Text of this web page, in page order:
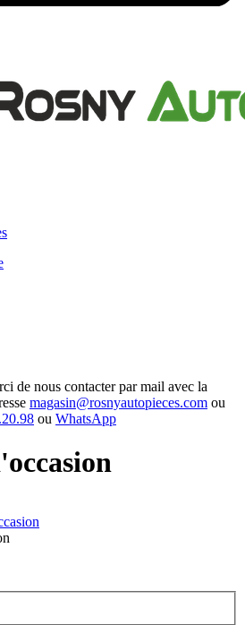
de nous contacter par mail avec la
magasin@rosnyautopieces.com ou
ou WhatsApp